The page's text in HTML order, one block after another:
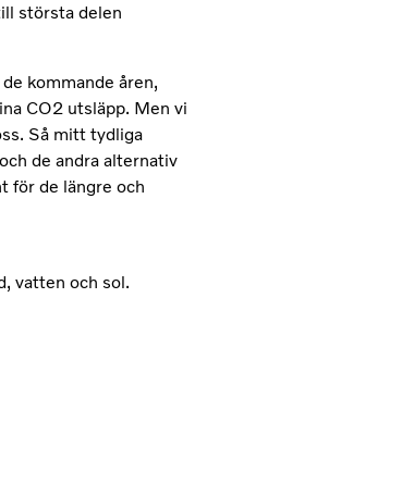
största delen
kommande åren,
CO2 utsläpp. Men vi
Så mitt tydliga
de andra alternativ
för de längre och
vatten och sol.